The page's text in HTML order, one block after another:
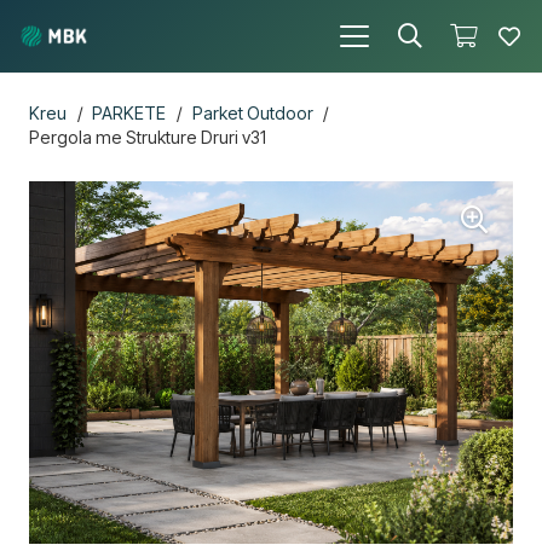
Kreu / PARKETE / Parket Outdoor /
Pergola me Strukture Druri v31